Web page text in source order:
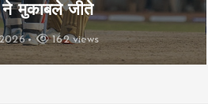
जीते
162 views